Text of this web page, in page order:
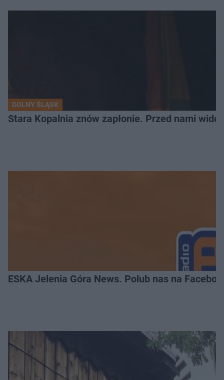
DOLNY ŚLĄSK
Stara Kopalnia znów zapłonie. Przed nami
ESKA Jelenia Góra News. Polub nas na